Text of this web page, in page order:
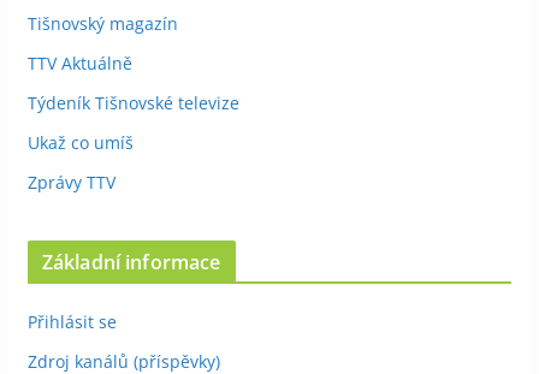
Tišnovský magazín
TTV Aktuálně
Týdeník Tišnovské televize
Ukaž co umíš
Zprávy TTV
Základní informace
Přihlásit se
Zdroj kanálů (příspěvky)